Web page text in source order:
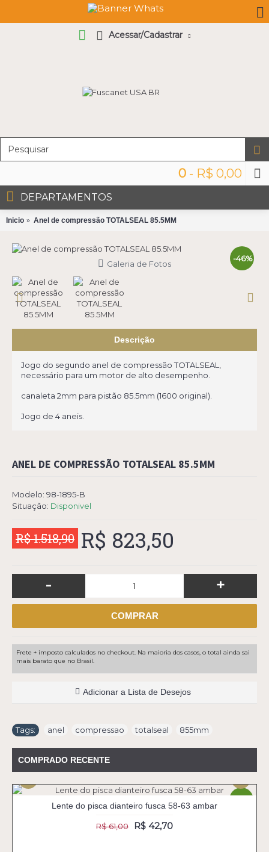
Acessar/Cadastrar
0 - R$ 0,00
DEPARTAMENTOS
Inicio Anel de compressão TOTALSEAL 85.5MM
-46%
Galeria de Fotos
Descrição
Jogo do segundo anel de compressão TOTALSEAL,
necessário para um motor de alto desempenho.
canaleta 2mm para pistão 85.5mm (1600 original).
Jogo de 4 aneis.
ANEL DE COMPRESSÃO TOTALSEAL 85.5MM
Modelo: 98-1895-B
Situação: Disponivel
R$ 1.518,90 R$ 823,50
- +
COMPRAR
Frete + imposto calculados no checkout. Na maioria dos casos, o total ainda sai
mais barato que no Brasil.
Adicionar a Lista de Desejos
Tags: anel compressao totalseal 855mm
COMPRADO RECENTE
Lente do pisca dianteiro fusca 58-63 ambar
R$ 61,00 R$ 42,70